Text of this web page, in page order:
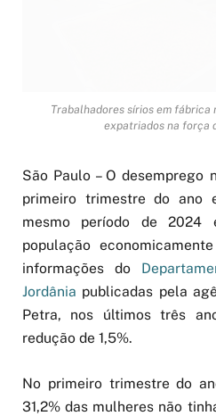
Trabalhadores sírios em fábrica
expatriados na força
São Paulo – O desemprego
primeiro trimestre do ano
mesmo período de 2024
população
informações do
Jordânia publicadas pela
Petra, nos últimos três
redução de 1,5%.
No primeiro trimestre do
31,2% das mulheres não